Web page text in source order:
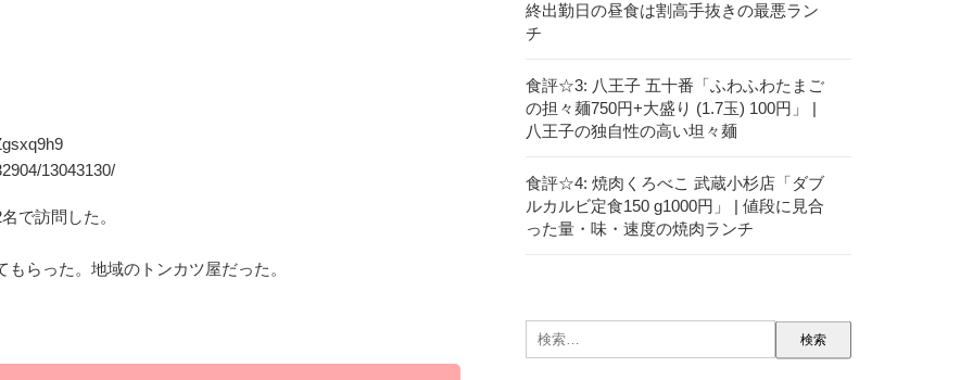
13043130/
で訪問した。
らった。地域のトンカツ屋だった。
終出勤日の昼食は割高手抜きの最悪ラン
チ
食評☆3: 八王子 五十番「ふわふわたまご
の担々麺750円+大盛り (1.7玉) 100円」 |
八王子の独自性の高い坦々麺
食評☆4: 焼肉くろべこ 武蔵小杉店「ダブ
ルカルビ定食150 g1000円」 | 値段に見合
った量・味・速度の焼肉ランチ
検
索: